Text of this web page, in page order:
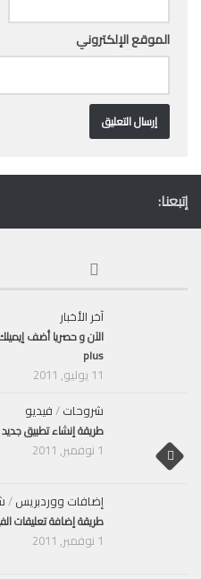
الموقع الإلكتروني
إتبعنا:
آخر الأخبار
plus
11 يوليو, 2011
شروحات/فيديو
طريقة إنشاء تطبيق
1 نوفمبر, 2011
إضافات ووردبريس/
طريقة إضافة تعليقات
1 نوفمبر, 2011